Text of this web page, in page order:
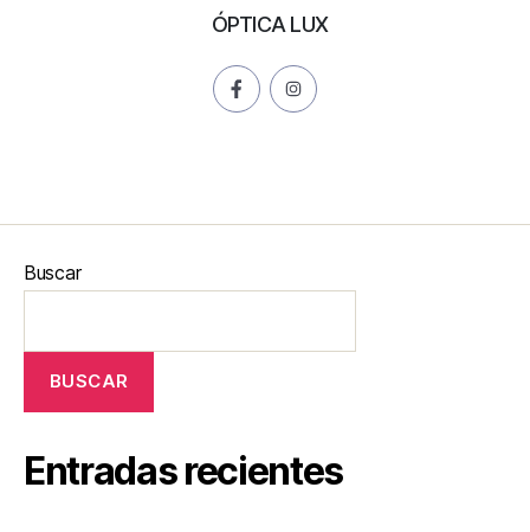
ÓPTICA LUX
Buscar
BUSCAR
Entradas recientes